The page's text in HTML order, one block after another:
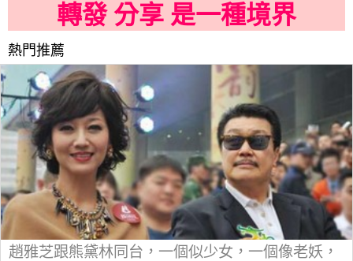
轉發 分享 是一種境界
熱門推薦
趙雅芝跟熊黛林同台，一個似少女，一個像老妖，